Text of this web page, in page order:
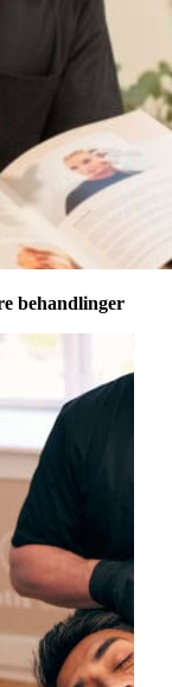
behandlinger
kr. til din
af Cutis
en række
værdi til dine